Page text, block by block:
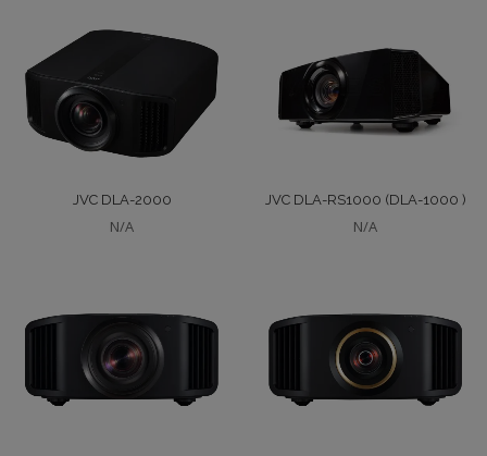
JVC DLA-2000
N/A
JVC DLA-RS1000 (DLA-1000 )
N/A